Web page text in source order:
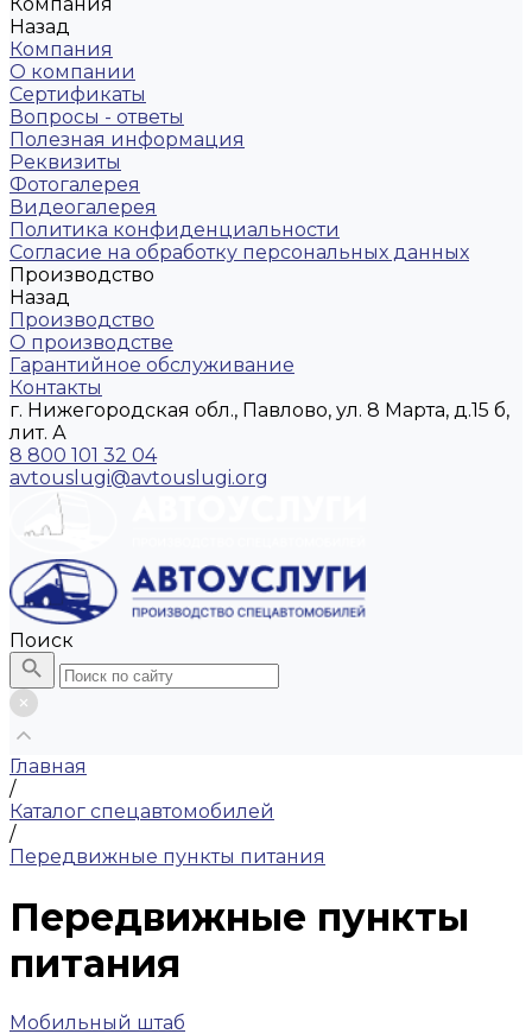
Назад
Компания
О компании
Сертификаты
Вопросы - ответы
Полезная информация
Реквизиты
Фотогалерея
Видеогалерея
Политика конфиденциальности
Согласие на обработку персональных данных
Производство
Назад
Производство
О производстве
Гарантийное обслуживание
Контакты
г. Нижегородская обл., Павлово, ул. 8 Марта, д.15 б,
лит. А
8 800 101 32 04
avtouslugi@avtouslugi.org
Поиск
Главная
/
Каталог спецавтомобилей
/
Передвижные пункты питания
Передвижные пункты
питания
Мобильный штаб